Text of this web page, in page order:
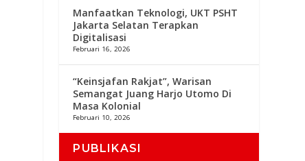
Manfaatkan Teknologi, UKT PSHT
Jakarta Selatan Terapkan
Digitalisasi
Februari 16, 2026
“Keinsjafan Rakjat”, Warisan
Semangat Juang Harjo Utomo Di
Masa Kolonial
Februari 10, 2026
PUBLIKASI